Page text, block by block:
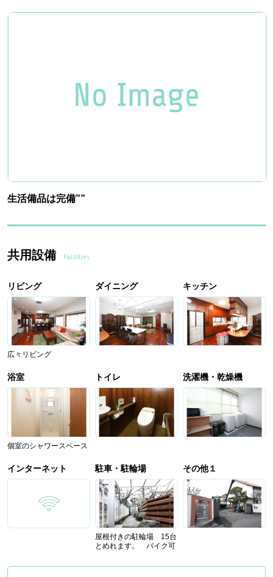
生活備品は完備””
共用設備 Facilities
リビング
広々リビング
ダイニング キッチン
浴室
個室のシャワースペース
トイレ 洗濯機・乾燥機
インターネット 駐車・駐輪場
屋根付きの駐輪場 15台
とめれます。 バイク可
その他１